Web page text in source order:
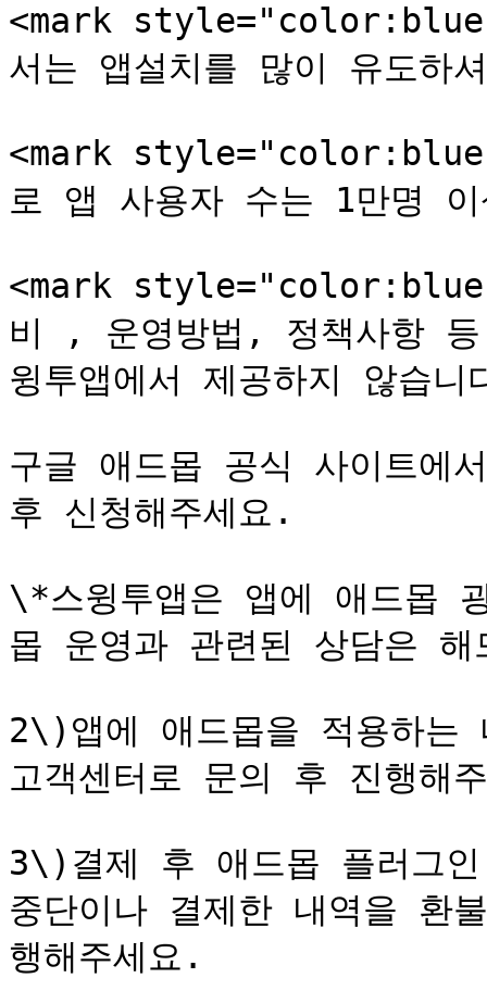
<mark
서는 앱설치를 많이 유도하
<mark
로 앱 사용자 수는 1만명
<mark
비 , 운영방법, 정책사항
윙투앱에서 제공하지 않습
구글 애드몹 공식 사이트에
후 신청해주세요.
\*스윙투앱은 앱에 애드몹
몹 운영과 관련된 상담은 해
2\)앱에 애드몹을 적용하는
고객센터로 문의 후 진행해
3\)결제 후 애드몹 플러그
중단이나 결제한 내역을
행해주세요.